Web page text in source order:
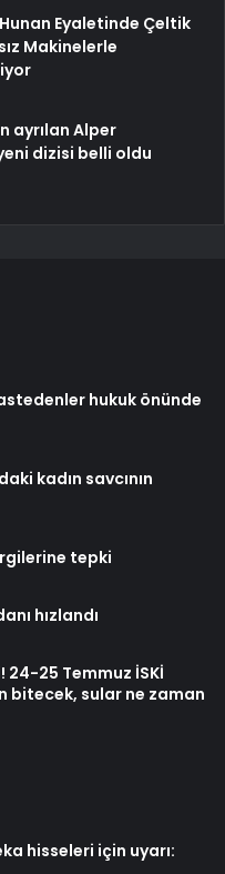
Eyaletinde Çeltik
Makinelerle
ayrılan Alper
dizisi belli oldu
hukuk önünde
kadın savcının
tepki
hızlandı
24-25 Temmuz İSKİ
bitecek, sular ne zaman
hisseleri için uyarı: